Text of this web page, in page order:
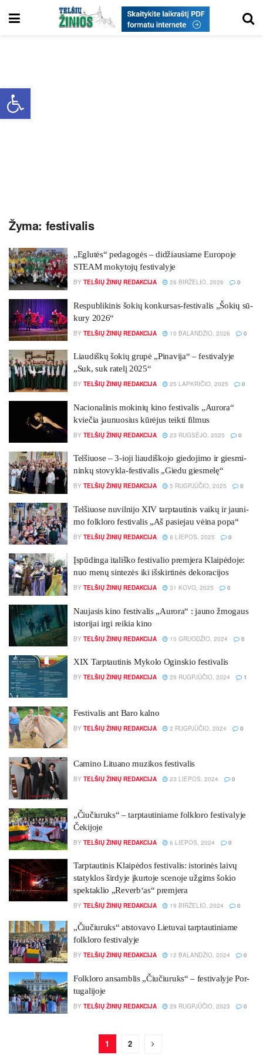
Open toolbar
Žyma: festivalis
„Eg­lutės“ pe­da­gogės – did­žiau­sia­me Eu­ro­po­je
STEAM mo­ky­tojų fes­ti­va­ly­je
BY TELŠIŲ ŽINIŲ REDAKCIJA 26 BIRŽELIO, 2026 0
Res­pub­li­ki­nis šo­kių kon­kur­sas-fes­ti­va­lis „Šo­kių sū­
ku­ry 2026“
BY TELŠIŲ ŽINIŲ REDAKCIJA 10 BALANDŽIO, 2026 0
Liau­diš­kų šo­kių gru­pė „Pi­na­vi­ja“ – fes­ti­va­ly­je
„Suk, suk ra­te­lį 2025“
BY TELŠIŲ ŽINIŲ REDAKCIJA 25 LAPKRIČIO, 2025 0
Nacionalinis mokinių kino festivalis „Aurora“
kviečia jaunuosius kūrėjus teikti filmus
BY TELŠIŲ ŽINIŲ REDAKCIJA 23 RUGSĖJO, 2025 0
Tel­šiuo­se – 3-io­ji liau­diš­ko­jo gie­do­ji­mo ir gies­mi­
nin­kų sto­vyk­la-fes­ti­va­lis „Gie­du gies­me­lę“
BY TELŠIŲ ŽINIŲ REDAKCIJA 5 RUGPJŪČIO, 2025 0
Tel­šiuo­se nu­vil­ni­jo XIV tarp­tau­ti­nis vai­kų ir jau­ni­
mo folk­lo­ro fes­ti­va­lis „Aš pa­sie­jau vėi­na po­pa“
BY TELŠIŲ ŽINIŲ REDAKCIJA 8 LIEPOS, 2025 0
Įspūdinga itališko festivalio premjera Klaipėdoje:
nuo menų sintezės iki išskirtinės dekoracijos
BY TELŠIŲ ŽINIŲ REDAKCIJA 31 KOVO, 2025 0
Naujasis kino festivalis „Aurora“ : jauno žmogaus
istorijai irgi reikia kino
BY TELŠIŲ ŽINIŲ REDAKCIJA 10 GRUODŽIO, 2024 0
XIX Tarptautinis Mykolo Oginskio festivalis
BY TELŠIŲ ŽINIŲ REDAKCIJA 29 RUGPJŪČIO, 2024 1
Fes­ti­va­lis ant Ba­ro kal­no
BY TELŠIŲ ŽINIŲ REDAKCIJA 2 RUGPJŪČIO, 2024 0
Camino Lituano muzikos festivalis
BY TELŠIŲ ŽINIŲ REDAKCIJA 23 LIEPOS, 2024 0
„Čiu­čiu­ruks“ – tarp­tau­ti­nia­me folk­lo­ro fes­ti­va­ly­je
Če­ki­jo­je
BY TELŠIŲ ŽINIŲ REDAKCIJA 6 LIEPOS, 2024 0
Tarptautinis Klaipėdos festivalis: istorinės laivų
statyklos širdyje įkurtoje scenoje užgims šokio
spektaklio „Reverb‘as“ premjera
BY TELŠIŲ ŽINIŲ REDAKCIJA 19 BIRŽELIO, 2024 0
„Čiu­čiu­ruks“ at­sto­va­vo Lie­tu­vai tarp­tau­ti­nia­me
folk­lo­ro fes­ti­va­ly­je
BY TELŠIŲ ŽINIŲ REDAKCIJA 12 BALANDŽIO, 2024 0
Folk­lo­ro an­samb­lis „Čiu­čiu­ruks“ – fes­ti­va­ly­je Por­
tu­ga­li­jo­je
BY TELŠIŲ ŽINIŲ REDAKCIJA 29 RUGPJŪČIO, 2023 0
1 2